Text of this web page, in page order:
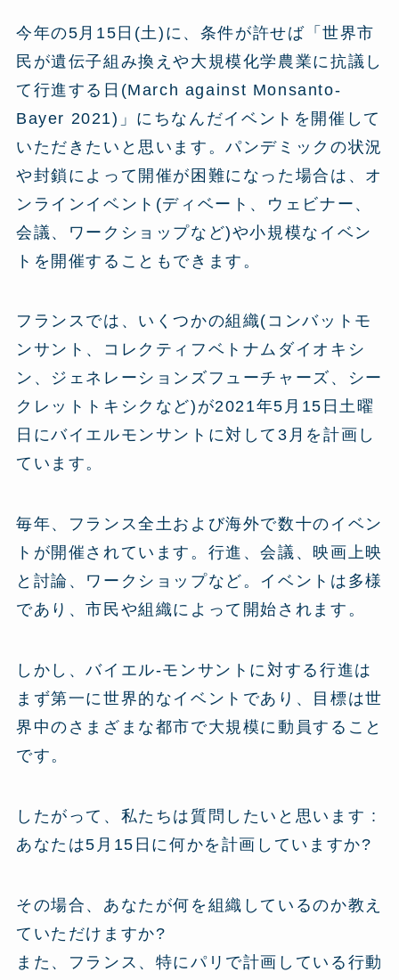
今年の5月15日(土)に、条件が許せば「世界市
民が遺伝子組み換えや大規模化学農業に抗議し
て行進する日(March against Monsanto-
Bayer 2021)」にちなんだイベントを開催して
いただきたいと思います。パンデミックの状況
や封鎖によって開催が困難になった場合は、オ
ンラインイベント(ディベート、ウェビナー、
会議、ワークショップなど)や小規模なイベン
トを開催することもできます。
フランスでは、いくつかの組織(コンバットモ
ンサント、コレクティフベトナムダイオキシ
ン、ジェネレーションズフューチャーズ、シー
クレットトキシクなど)が2021年5月15日土曜
日にバイエルモンサントに対して3月を計画し
ています。
毎年、フランス全土および海外で数十のイベン
トが開催されています。行進、会議、映画上映
と討論、ワークショップなど。イベントは多様
であり、市民や組織によって開始されます。
しかし、バイエル-モンサントに対する行進は
まず第一に世界的なイベントであり、目標は世
界中のさまざまな都市で大規模に動員すること
です。
したがって、私たちは質問したいと思います :
あなたは5月15日に何かを計画していますか?
その場合、あなたが何を組織しているのか教え
ていただけますか?
また、フランス、特にパリで計画している行動